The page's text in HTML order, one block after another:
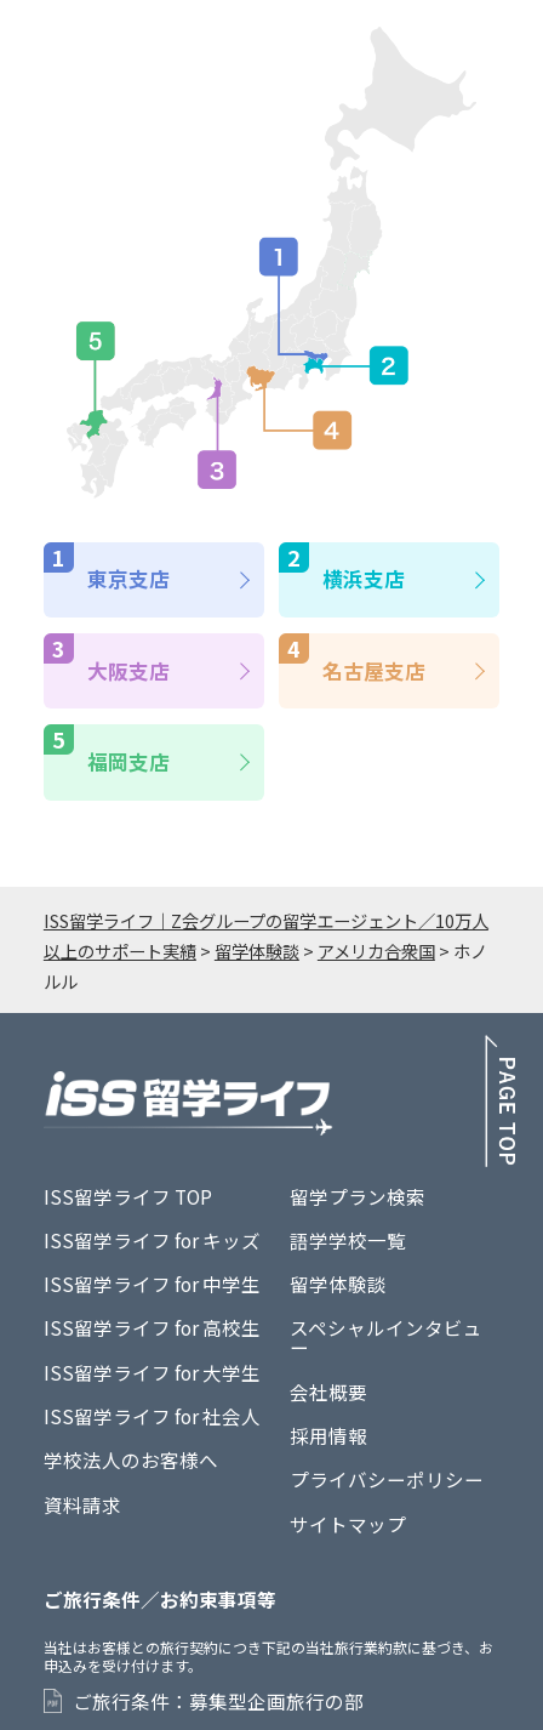
東京支店 横浜支店
大阪支店 名古屋支店
福岡支店
ISS留学ライフ｜Z会グループの留学エージェント／10万人
以上のサポート実績> 留学体験談> アメリカ合衆国> ホノ
ルル
ISS留学ライフ TOP
ISS留学ライフ for キッズ
ISS留学ライフ for 中学生
ISS留学ライフ for 高校生
ISS留学ライフ for 大学生
ISS留学ライフ for 社会人
学校法人のお客様へ
資料請求
留学プラン検索
語学学校一覧
留学体験談
スペシャルインタビュ
ー
会社概要
採用情報
プライバシーポリシー
サイトマップ
ご旅行条件／お約束事項等
当社はお客様との旅行契約につき下記の当社旅行業約款に基づき、お
申込みを受け付けます。
ご旅行条件：募集型企画旅行の部